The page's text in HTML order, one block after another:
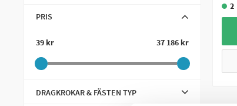
PRIS
39 kr 37 186 kr
DRAGKROKAR & FÄSTEN TYP
2